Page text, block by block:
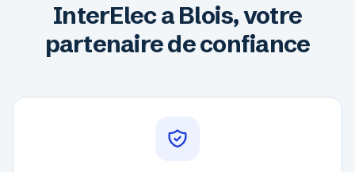
InterElec a Blois, votre
partenaire de confiance